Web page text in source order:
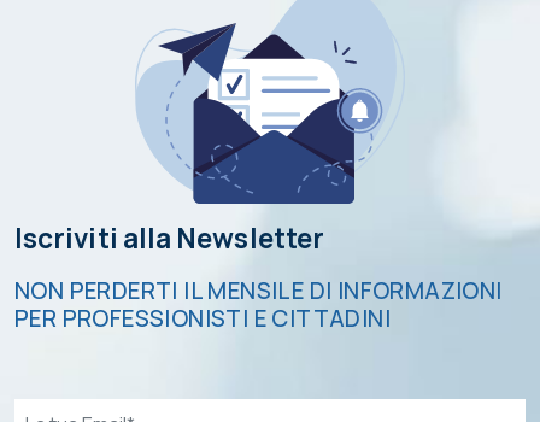
Iscriviti alla Newsletter
NON PERDERTI IL MENSILE DI INFORMAZIONI
PER PROFESSIONISTI E CITTADINI
Email*